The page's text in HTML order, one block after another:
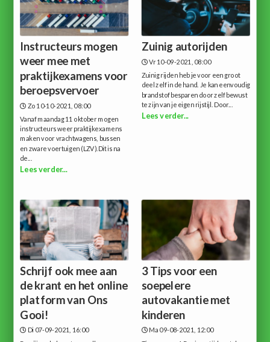
Instructeurs mogen
weer mee met
praktijkexamens voor
beroepsvervoer
Zo 10-10-2021, 08:00
Vanaf maandag 11 oktober mogen
instructeurs weer praktijkexamens
maken voor vrachtwagens, bussen
en zware voertuigen (LZV).Dit is na
de...
Lees verder...
Zuinig autorijden
Vr 10-09-2021, 08:00
Zuinig rijden heb je voor een groot
deel zelf in de hand. Je kan eenvoudig
brandstof besparen door zelf bewust
te zijn van je eigen rijstijl. Door...
Lees verder...
Schrijf ook mee aan
de krant en het online
platform van Ons
Gooi!
Di 07-09-2021, 16:00
3 Tips voor een
soepelere
autovakantie met
kinderen
Ma 09-08-2021, 12:00